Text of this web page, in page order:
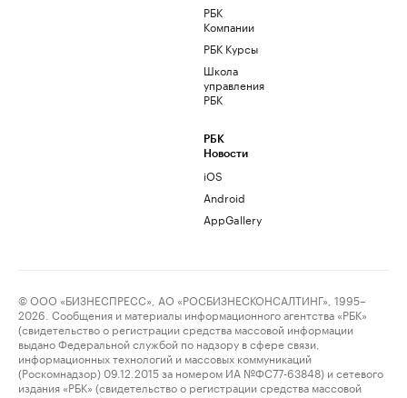
РБК
Компании
РБК Курсы
Школа
управления
РБК
РБК
Новости
iOS
Android
AppGallery
© ООО «БИЗНЕСПРЕСС», АО «РОСБИЗНЕСКОНСАЛТИНГ», 1995–
2026. Сообщения и материалы информационного агентства «РБК»
(свидетельство о регистрации средства массовой информации
выдано Федеральной службой по надзору в сфере связи,
информационных технологий и массовых коммуникаций
(Роскомнадзор) 09.12.2015 за номером ИА №ФС77-63848) и сетевого
издания «РБК» (свидетельство о регистрации средства массовой